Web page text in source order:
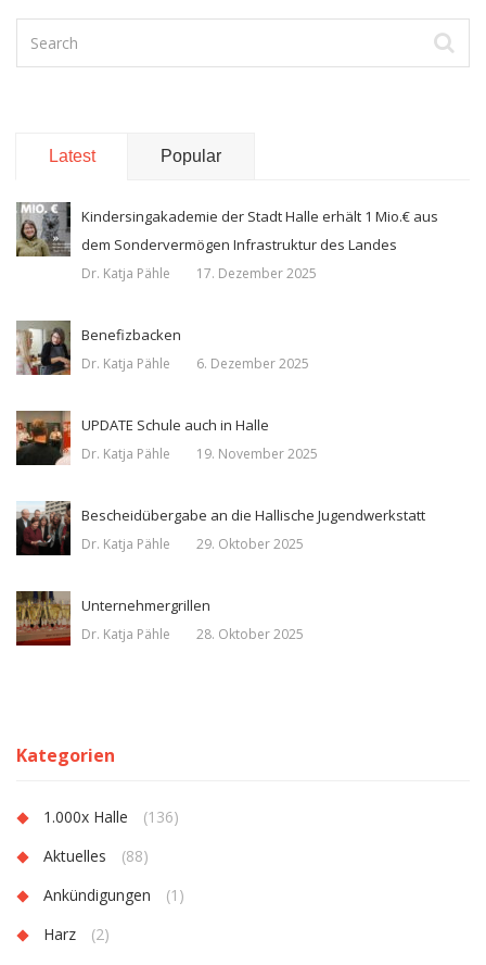
Latest Popular
Kindersingakademie der Stadt Halle erhält 1 Mio.€ aus
dem Sondervermögen Infrastruktur des Landes
Dr. Katja Pähle 17. Dezember 2025
Benefizbacken
Dr. Katja Pähle 6. Dezember 2025
UPDATE Schule auch in Halle
Dr. Katja Pähle 19. November 2025
Bescheidübergabe an die Hallische Jugendwerkstatt
Dr. Katja Pähle 29. Oktober 2025
Unternehmergrillen
Dr. Katja Pähle 28. Oktober 2025
Kategorien
1.000x Halle
(136)
Aktuelles
(88)
Ankündigungen
(1)
Harz
(2)